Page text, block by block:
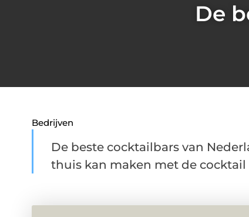
De
Bedrijven
De beste cocktailbars van
thuis kan maken met de cocktail